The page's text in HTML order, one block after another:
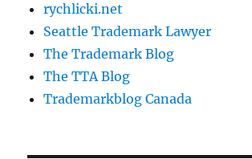
rychlicki.net
Seattle Trademark Lawyer
The Trademark Blog
The TTA Blog
Trademarkblog Canada